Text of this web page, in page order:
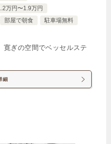
万円〜1.9万円
部屋で朝食 駐車場無料
ぎの空間でベッセルステ
細